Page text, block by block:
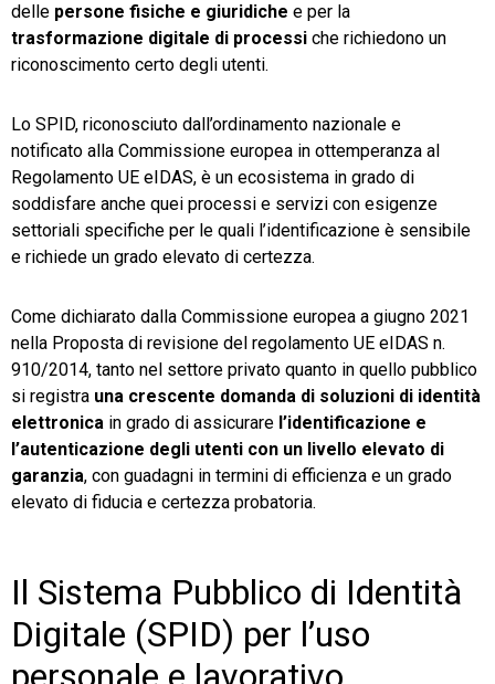
delle persone fisiche e giuridiche e per la
trasformazione digitale di processi che richiedono un
riconoscimento certo degli utenti.
Lo SPID, riconosciuto dall’ordinamento nazionale e
notificato alla Commissione europea in ottemperanza al
Regolamento UE eIDAS, è un ecosistema in grado di
soddisfare anche quei processi e servizi con esigenze
settoriali specifiche per le quali l’identificazione è sensibile
e richiede un grado elevato di certezza.
Come dichiarato dalla Commissione europea a giugno 2021
nella Proposta di revisione del regolamento UE eIDAS n.
910/2014, tanto nel settore privato quanto in quello pubblico
si registra una crescente domanda di soluzioni di identità
elettronica in grado di assicurare l’identificazione e
l’autenticazione degli utenti con un livello elevato di
garanzia, con guadagni in termini di efficienza e un grado
elevato di fiducia e certezza probatoria.
Il Sistema Pubblico di Identità
Digitale (SPID) per l’uso